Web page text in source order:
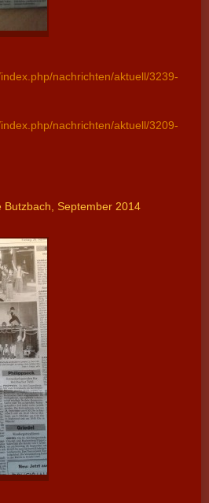
nachrichten/aktuell/3239-
nachrichten/aktuell/3209-
September 2014